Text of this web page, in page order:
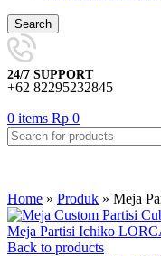
Search
24/7 SUPPORT
+62 82295232845
0 items Rp 0
Home » Produk » Meja
Meja Partisi Ichiko
Back to products